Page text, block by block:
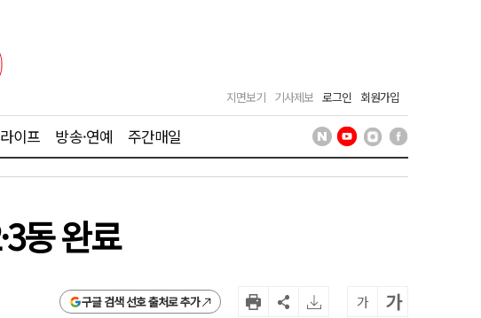
지면보기 기사제보 로그인 회원가입
라이프 방송·연예 주간매일
동 완료
구글 검색 선호 출처로 추가 가 가